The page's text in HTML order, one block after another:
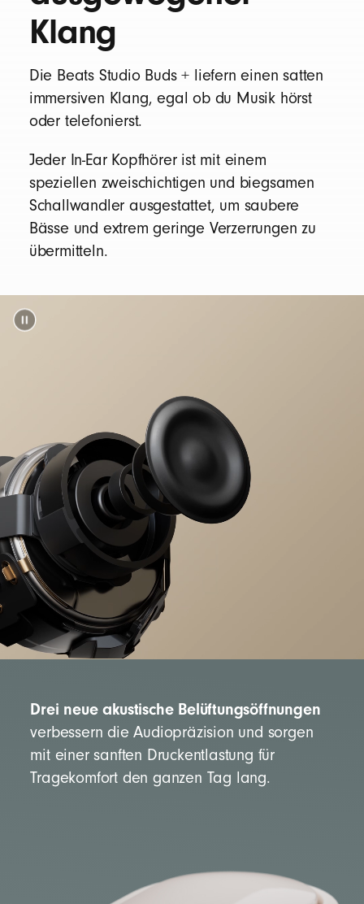
Bis zu 36 Stunden Wiedergabezeit (bis zu 9
zusätzliche Ladezyklen vom Ladecase) 2
Mit aktiviertem ANC/Transparenzmodus
bekommst du bis zu 24 Stunden
Ear Kopfhörern und drei zusätzliche Ladezyklen
vom Ladecase).10
Bei niedrigem Akkustand bekommst du mit
Fast Fuel durch 5 Minuten Laden bis zu 1
Stunde Wiedergabezeit
Bedienelemente am Gerät für Musik, Anrufe
und Sprachsteuerung
Integrierte auf die Stimme ausgerichtete
Mikrofone filtern Hintrgrundgeräusche heraus,
um die Klarheit der Stimme zu verbessern
Beats Studio Buds + In-Ear Kopfhörer
Silikon-Ohreinsätze in vier Größen – XS/S/M/L
Passendes Ladecase im Pocket-Format
USB-C auf Ladekabel (Netzteil separat
Garantiekarte
Klang
Die Beats Studio Buds + liefern einen satten
immersiven Klang, egal ob du Musik hörst
oder telefonierst.
Jeder In-Ear Kopfhörer ist mit einem
speziellen zweischichtigen und biegsamen
Schallwandler ausgestattet, um saubere
Bässe und extrem geringe Verzerrungen zu
übermitteln.
Drei neue akustische Belüftungsöffnungen
verbessern die Audiopräzision und sorgen
mit einer sanften Druckentlastung für
Tragekomfort den ganzen Tag lang.